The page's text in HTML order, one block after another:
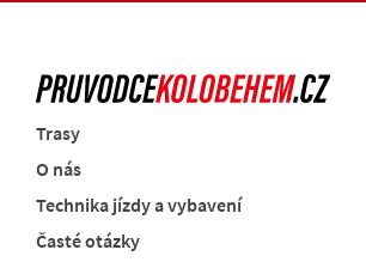
Trasy
O nás
Technika jízdy a vybavení
Časté otázky